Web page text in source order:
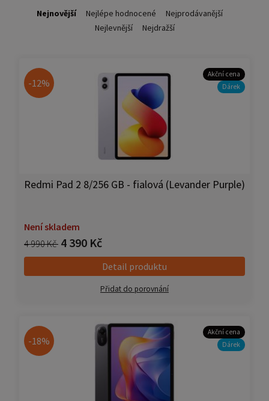
Nejnovější Nejlépe hodnocené
Nejprodávanější
Nejlevnější
Nejdražší
-12%
Akční cena
Dárek
Redmi Pad 2 8/256 GB - fialová (Levander Purple)
Není skladem
4 990 Kč 4 390 Kč
Detail produktu
Přidat do porovnání
-18%
Akční cena
Dárek